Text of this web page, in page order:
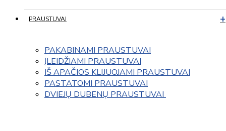
PRAUSTUVAI
PAKABINAMI PRAUSTUVAI
ĮLEIDŽIAMI PRAUSTUVAI
IŠ APAČIOS KLIJUOJAMI PRAUSTUVAI
PASTATOMI PRAUSTUVAI
DVIEJŲ DUBENŲ PRAUSTUVAI